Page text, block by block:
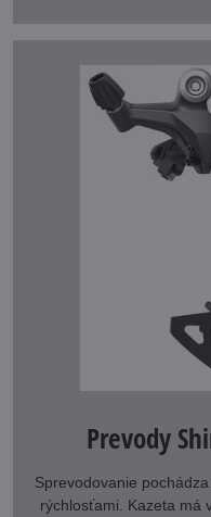
Prevody
Sprevodovanie
rýchlosťami. Kazeta má